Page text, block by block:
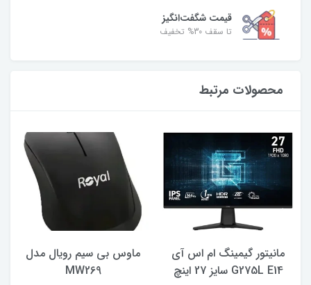
قیمت شگفت‌انگیز
تا سقف 30% تخفیف
محصولات مرتبط
مانیتور گیمینگ ام اس آی
G275L E14 سایز 27 اینچ
ماوس بی سیم رویال مدل
MW269